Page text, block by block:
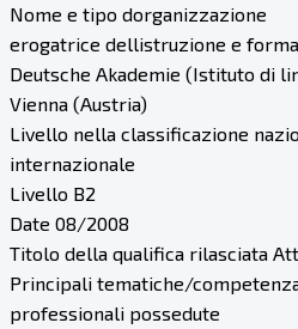
Nome e tipo dorganizzazione
erogatrice dellistruzione e
Deutsche Akademie (Istituto di
Vienna (Austria)
Livello nella classificazione
internazionale
Livello B2
Date 08/2008
Titolo della qualifica rilasciata
Principali tematiche/
professionali possedute